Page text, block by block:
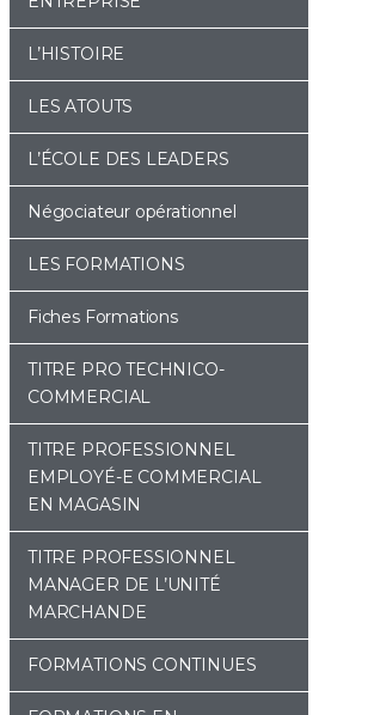
L’HISTOIRE
LES ATOUTS
L’ÉCOLE DES LEADERS
Négociateur opérationnel
LES FORMATIONS
Fiches Formations
TITRE PRO TECHNICO-
COMMERCIAL
TITRE PROFESSIONNEL
EMPLOYÉ-E COMMERCIAL
EN MAGASIN
TITRE PROFESSIONNEL
MANAGER DE L’UNITÉ
MARCHANDE
FORMATIONS CONTINUES